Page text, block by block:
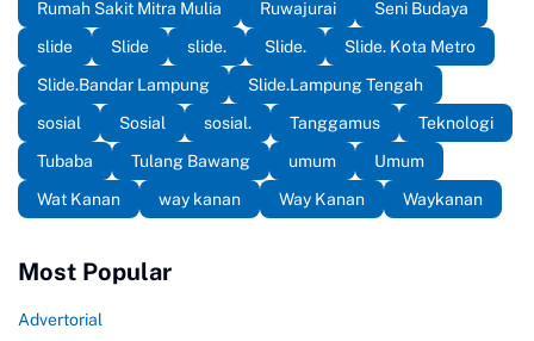
Rumah Sakit Mitra Mulia Ruwajurai
Seni Budaya
slide
Slide slide. Slide.
Slide. Kota Metro
Slide.Bandar Lampung
Slide.Lampung Tengah
sosial
Sosial sosial. Tanggamus
Teknologi
Tubaba
Tulang Bawang umum
Umum
Wat Kanan
way kanan Way Kanan Waykanan
Most Popular
Advertorial